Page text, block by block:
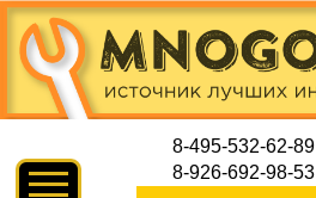
8-495-532-62-89
8-926-692-98-53